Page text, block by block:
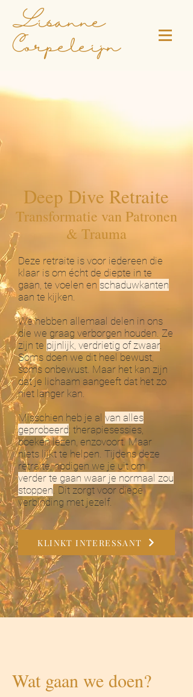
Lisanne
Corpeleijn
Deep Dive Retraite
Transformatie van Patronen
& Trauma
Deze retraite is voor iedereen die
klaar is om écht de diepte in te
gaan, te voelen en schaduwkanten
aan te kijken.
We hebben allemaal delen in ons
die we graag verborgen houden. Ze
zijn te pijnlijk, verdrietig of zwaar.
Soms doen we dit heel bewust,
soms onbewust. Maar het kan zijn
dat je lichaam aangeeft dat het zo
niet langer kan.
Misschien heb je al van alles
geprobeerd: therapiesessies,
boeken lezen, enzovoort. Maar
niets lijkt te helpen. Tijdens deze
retraite, nodigen we je uit om
verder te gaan waar je normaal zou
stoppen. Dit zorgt voor diepe
verbinding met jezelf.
KLINKT INTERESSANT
Wat gaan we doen?